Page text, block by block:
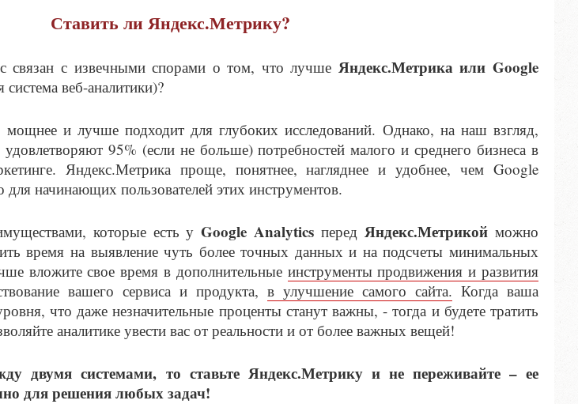
Ставить ли Яндекс.Метрику?
связан с извечными спорами о том, что лучше Яндекс.Метрика или Google
веб-аналитики)?
и лучше подходит для глубоких исследований. Однако, на наш взгляд,
95% (если не больше) потребностей малого и среднего бизнеса в
Яндекс.Метрика проще, понятнее, нагляднее и удобнее, чем Google
начинающих пользователей этих инструментов.
которые есть уGoogle Analytics передЯндекс.Метрикой можно
время на выявление чуть более точных данных и на подсчеты минимальных
вложите свое время в дополнительные инструменты продвижения и развития
вашего сервиса и продукта,в улучшение самого сайта. Когда ваша
что даже незначительные проценты станут важны, - тогда и будете тратить
аналитике увести вас от реальности и от более важных вещей!
двумя системами, то ставьте Яндекс.Метрику и не переживайте – ее
для решения любых задач!